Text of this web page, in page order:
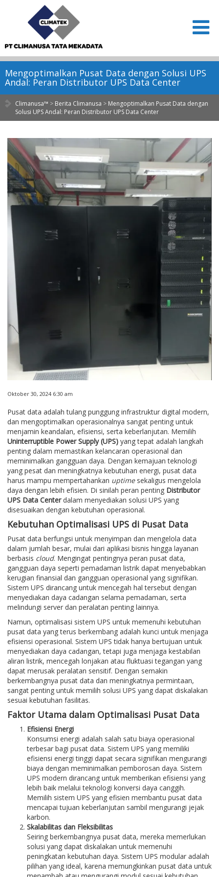
Mengoptimalkan Pusat Data dengan Solusi UPS
Andal: Peran Distributor UPS Data Center
Climanusa™ > Berita Climanusa > Mengoptimalkan Pusat Data dengan
Solusi UPS Andal: Peran Distributor UPS Data Center
Oktober 30, 2024 6:30 am
Pusat data adalah tulang punggung infrastruktur digital modern,
dan mengoptimalkan operasionalnya sangat penting untuk
menjamin keandalan, efisiensi, serta keberlanjutan. Memilih
Uninterruptible Power Supply (UPS) yang tepat adalah langkah
penting dalam memastikan kelancaran operasional dan
meminimalkan gangguan daya. Dengan kemajuan teknologi
yang pesat dan meningkatnya kebutuhan energi, pusat data
harus mampu mempertahankan uptimesekaligus mengelola
daya dengan lebih efisien. Di sinilah peran penting Distributor
UPS Data Centerdalam menyediakan solusi UPS yang
disesuaikan dengan kebutuhan operasional.
Kebutuhan Optimalisasi UPS di Pusat Data
Pusat data berfungsi untuk menyimpan dan mengelola data
dalam jumlah besar, mulai dari aplikasi bisnis hingga layanan
berbasis cloud. Mengingat pentingnya peran pusat data,
gangguan daya seperti pemadaman listrik dapat menyebabkan
kerugian finansial dan gangguan operasional yang signifikan.
Sistem UPS dirancang untuk mencegah hal tersebut dengan
menyediakan daya cadangan selama pemadaman, serta
melindungi server dan peralatan penting lainnya.
Namun, optimalisasi sistem UPS untuk memenuhi kebutuhan
pusat data yang terus berkembang adalah kunci untuk menjaga
efisiensi operasional. Sistem UPS tidak hanya bertujuan untuk
menyediakan daya cadangan, tetapi juga menjaga kestabilan
aliran listrik, mencegah lonjakan atau fluktuasi tegangan yang
dapat merusak peralatan sensitif. Dengan semakin
berkembangnya pusat data dan meningkatnya permintaan,
sangat penting untuk memilih solusi UPS yang dapat diskalakan
sesuai kebutuhan fasilitas.
Faktor Utama dalam Optimalisasi Pusat Data
Efisiensi Energi
Konsumsi energi adalah salah satu biaya operasional
terbesar bagi pusat data. Sistem UPS yang memiliki
efisiensi energi tinggi dapat secara signifikan mengurangi
biaya dengan meminimalkan pemborosan daya. Sistem
UPS modern dirancang untuk memberikan efisiensi yang
lebih baik melalui teknologi konversi daya canggih.
Memilih sistem UPS yang efisien membantu pusat data
mencapai tujuan keberlanjutan sambil mengurangi jejak
karbon.
Skalabilitas dan Fleksibilitas
Seiring berkembangnya pusat data, mereka memerlukan
solusi yang dapat diskalakan untuk memenuhi
peningkatan kebutuhan daya. Sistem UPS modular adalah
pilihan yang ideal, karena memungkinkan pusat data untuk